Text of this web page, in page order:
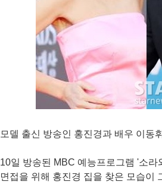
모델 출신 방송인 홍진경과 배우 이동
10일 방송된 MBC 예능프로그램 '소
면접을 위해 홍진경 집을 찾은 모습이